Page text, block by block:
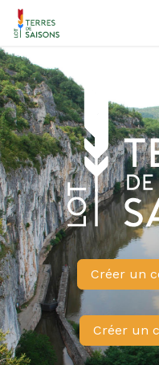
Se rendre au contenu
Créer un
Créer un